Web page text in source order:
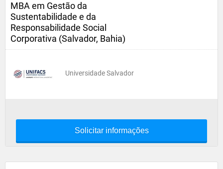
MBA em Gestão da
Sustentabilidade e da
Responsabilidade Social
Corporativa (Salvador, Bahia)
Universidade Salvador
Solicitar informações